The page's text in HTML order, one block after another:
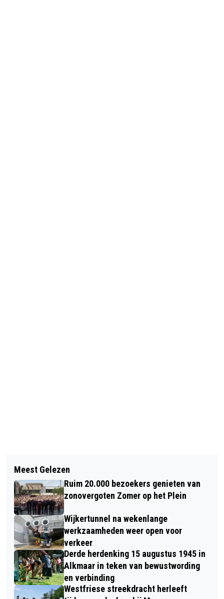
FIETSENDIEF AANGEHOUDEN;
GEDUPEERDEN GEZOCHT
SCOOTERRIJDSTER GEWOND NA
BOTSING MET AUTO IN ALKMAAR
Meest Gelezen
Ruim 20.000 bezoekers genieten van
zonovergoten Zomer op het Plein
Wijkertunnel na wekenlange
werkzaamheden weer open voor
verkeer
Derde herdenking 15 augustus 1945 in
Alkmaar in teken van bewustwording
en verbinding
Westfriese streekdracht herleeft